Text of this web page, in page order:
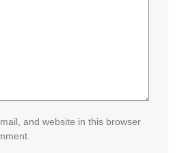
and website in this browser